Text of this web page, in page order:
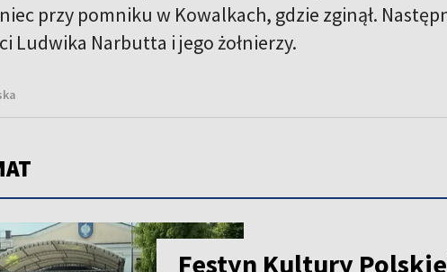
przy pomniku w Kowalkach, gdzie zginął.
Ludwika Narbutta i jego żołnierzy.
Festyn Kultury